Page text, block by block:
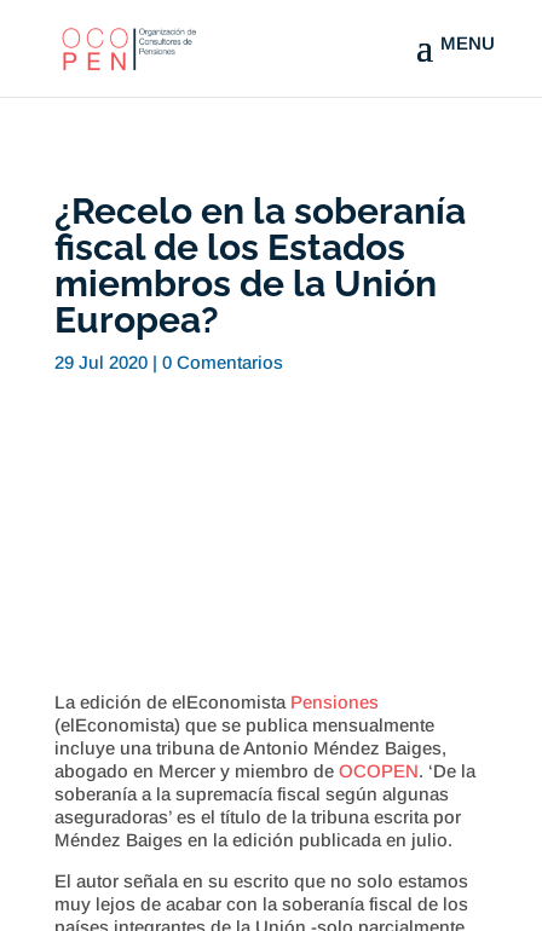
¿Recelo en la soberanía
fiscal de los Estados
miembros de la Unión
Europea?
29 Jul 2020| 0 Comentarios
La edición de elEconomista Pensiones
(elEconomista) que se publica mensualmente
incluye una tribuna de Antonio Méndez Baiges,
abogado en Mercer y miembro de OCOPEN. ‘De la
soberanía a la supremacía fiscal según algunas
aseguradoras’ es el título de la tribuna escrita por
Méndez Baiges en la edición publicada en julio.
El autor señala en su escrito que no solo estamos
muy lejos de acabar con la soberanía fiscal de los
países integrantes de la Unión -solo parcialmente